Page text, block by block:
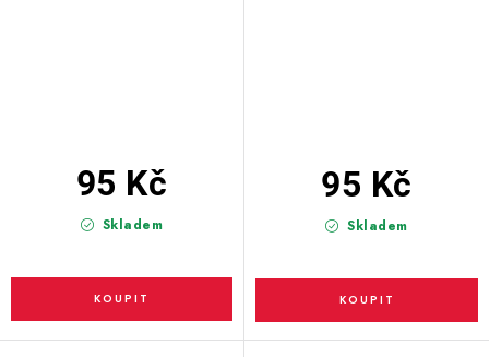
Skladem
95 Kč
Skladem
95 Kč